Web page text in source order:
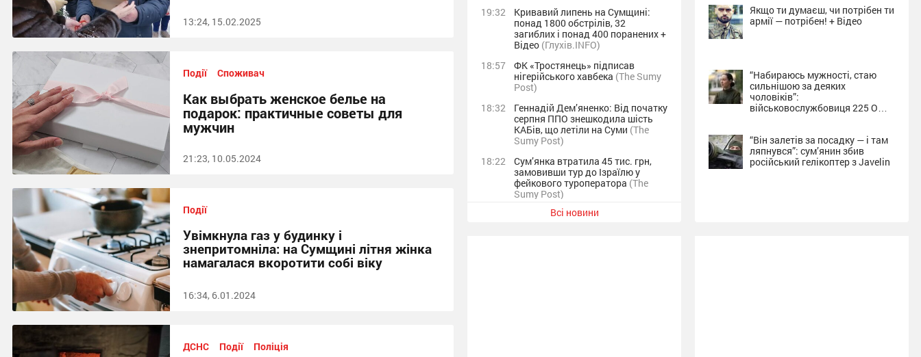
13:24, 15.02.2025
Події Споживач
Как выбрать женское белье на
подарок: практичные советы для
мужчин
21:23, 10.05.2024
Події
Увімкнула газ у будинку і
знепритомніла: на Сумщині літня жінка
намагалася вкоротити собі віку
16:34, 6.01.2024
ДСНС Події Поліція
19:32
Кривавий липень на Сумщині:
понад 1800 обстрілів, 32
загиблих і понад 400 поранених +
Відео (Глухів.INFO)
18:57
ФК «Тростянець» підписав
нігерійського хавбека (The Sumy
Post)
18:32
Геннадій Дем’яненко: Від початку
серпня ППО знешкодила шість
КАБів, що летіли на Суми (The
Sumy Post)
18:22
Сум’янка втратила 45 тис. грн,
замовивши тур до Ізраїлю у
фейкового туроператора (The
Sumy Post)
«Світанок з ветераном»: на
Всі новини
Якщо ти думаєш, чи потрібен ти
армії — потрібен! + Відео
“Набираюсь мужності, стаю
сильнішою за деяких
чоловіків”:
військовослужбовиця 225 ОШП
“Він залетів за посадку — і там
ляпнувся”: сум’янин збив
російський гелікоптер з Javelin